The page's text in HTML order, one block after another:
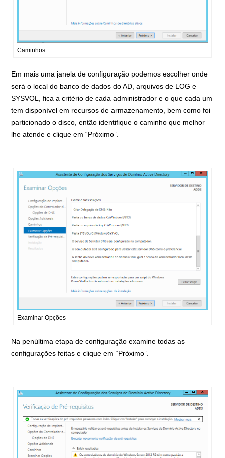
Caminhos
Em mais uma janela de configuração podemos escolher onde
será o local do banco de dados do AD, arquivos de LOG e
SYSVOL, fica a critério de cada administrador e o que cada um
tem disponível em recursos de armazenamento, bem como foi
particionado o disco, então identifique o caminho que melhor
lhe atende e clique em “Próximo”.
Examinar Opções
Na penúltima etapa de configuração examine todas as
configurações feitas e clique em “Próximo”.